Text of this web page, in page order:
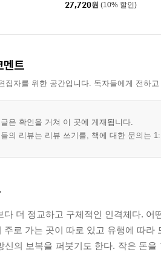
27,720원 (10% 할인)
멘트
집자를 위한 공간입니다. 독자들에게 전하
은 확인을 거쳐 이 곳에 게재됩니다.
의 리뷰는 리뷰 쓰기를, 책에 대한 문의는
다 더 정교하고 구체적인 인격체다.
주로 가는 곳이 따로 있고 유행에 따
신의 보복을 퍼붓기도 한다. 작은 돈